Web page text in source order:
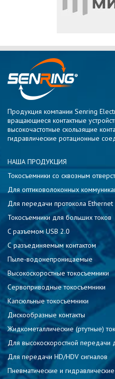
Продукция компании Senring
вращающиеся контактные
высокочастотные скользящие
гидравлические ротационные
НАША ПРОДУКЦИЯ
Токосъемники со сквозным
Для оптиковолоконных
Для передачи протокола Ethernet
Токосъемники для больших токов
C разъемом USB 2.0
С разъединяемым контактом
Пыле-водонепроницаемые
Высокоскоростные токосъемники
Сервоприводные токосъемники
Капсюльные токосъемники
Дискообразные контакты
Жидкометаллические (ртутные)
Для высокоскоростной передачи
Для передачи HD/HDV сигналов
Пневматические и гидравлические